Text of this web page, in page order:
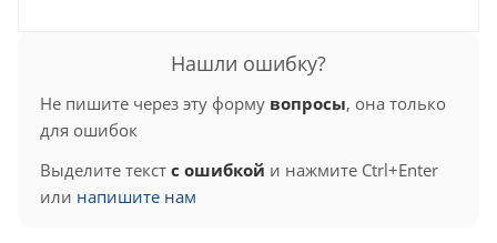
Нашли ошибку?
Не пишите через эту форму вопросы, она только
для ошибок
Выделите текст с ошибкой и нажмите Ctrl+Enter
или напишите нам